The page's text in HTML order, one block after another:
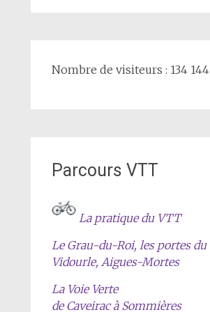
Nombre de visiteurs : 134 144
Parcours VTT
La pratique du VTT
Le Grau-du-Roi, les portes du
Vidourle, Aigues-Mortes
La Voie Verte
de Caveirac à Sommières